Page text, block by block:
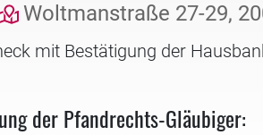
Woltmanstraße 27-29,
mit Bestätigung der
der Pfandrechts-Gläubiger: